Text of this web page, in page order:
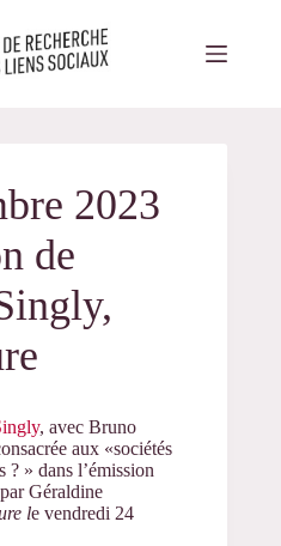
2023
de
, avec Bruno
aux «sociétés
» dans l’émission
Géraldine
le vendredi 24